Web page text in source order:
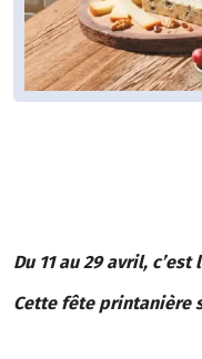
Du 11 au 29 avril,
Cette fête printanière